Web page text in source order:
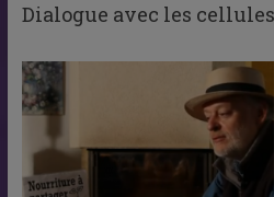
Dialogue avec les cellules